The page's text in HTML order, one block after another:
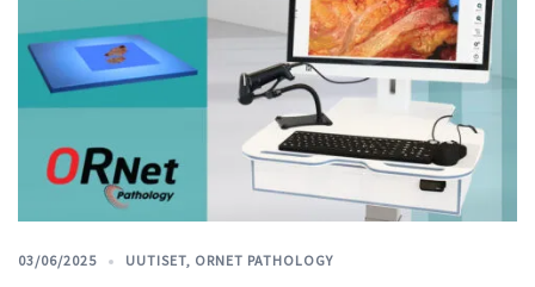
03/06/2025 UUTISET, ORNET PATHOLOGY